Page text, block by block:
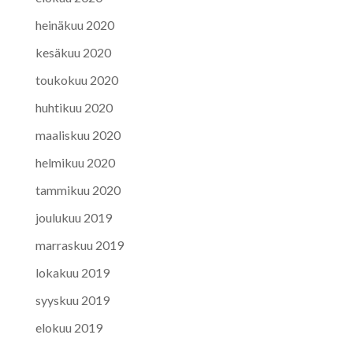
heinäkuu 2020
kesäkuu 2020
toukokuu 2020
huhtikuu 2020
maaliskuu 2020
helmikuu 2020
tammikuu 2020
joulukuu 2019
marraskuu 2019
lokakuu 2019
syyskuu 2019
elokuu 2019